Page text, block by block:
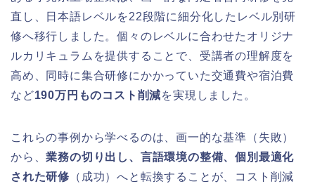
直し、日本語レベルを22段階に細分化したレベル別研
修へ移行しました。個々のレベルに合わせたオリジナ
ルカリキュラムを提供することで、受講者の理解度を
高め、同時に集合研修にかかっていた交通費や宿泊費
など190万円ものコスト削減を実現しました。
これらの事例から学べるのは、画一的な基準（失敗）
から、業務の切り出し、言語環境の整備、個別最適化
された研修 （成功）へと転換することが、コスト削減